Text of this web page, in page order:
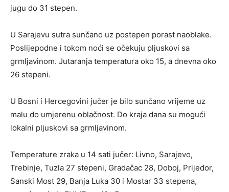
jugu do 31 stepen.
U Sarajevu sutra sunčano uz postepen porast naoblake.
Poslijepodne i tokom noći se očekuju pljuskovi sa
grmljavinom. Jutaranja temperatura oko 15, a dnevna oko
26 stepeni.
U Bosni i Hercegovini jučer je bilo sunčano vrijeme uz
malu do umjerenu oblačnost. Do kraja dana su mogući
lokalni pljuskovi sa grmljavinom.
Temperature zraka u 14 sati jučer: Livno, Sarajevo,
Trebinje, Tuzla 27 stepeni, Gradačac 28, Doboj, Prijedor,
Sanski Most 29, Banja Luka 30 i Mostar 33 stepena,